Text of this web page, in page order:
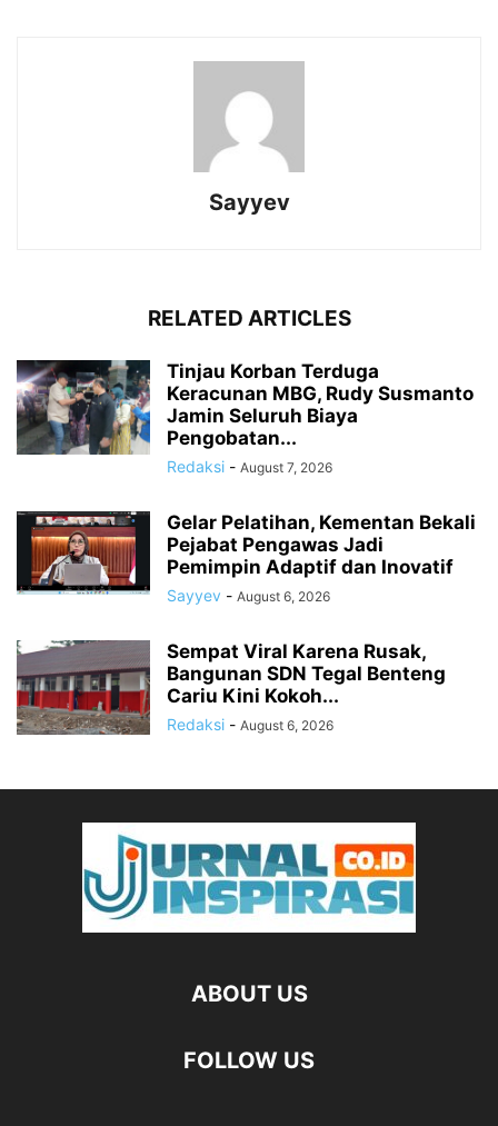
Sayyev
RELATED ARTICLES
Tinjau Korban Terduga
Keracunan MBG, Rudy Susmanto
Jamin Seluruh Biaya
Pengobatan...
Redaksi - August 7, 2026
Gelar Pelatihan, Kementan Bekali
Pejabat Pengawas Jadi
Pemimpin Adaptif dan Inovatif
Sayyev - August 6, 2026
Sempat Viral Karena Rusak,
Bangunan SDN Tegal Benteng
Cariu Kini Kokoh...
Redaksi - August 6, 2026
ABOUT US
FOLLOW US